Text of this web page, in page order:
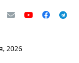
2026